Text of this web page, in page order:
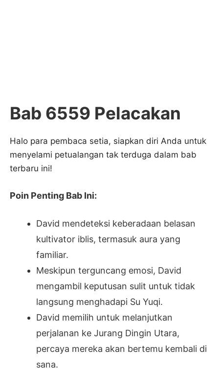
Bab 6559 Pelacakan
Halo para pembaca setia, siapkan diri Anda untuk
menyelami petualangan tak terduga dalam bab
terbaru ini!
Poin Penting Bab Ini:
David mendeteksi keberadaan belasan
kultivator iblis, termasuk aura yang
familiar.
Meskipun terguncang emosi, David
mengambil keputusan sulit untuk tidak
langsung menghadapi Su Yuqi.
David memilih untuk melanjutkan
perjalanan ke Jurang Dingin Utara,
percaya mereka akan bertemu kembali di
sana.